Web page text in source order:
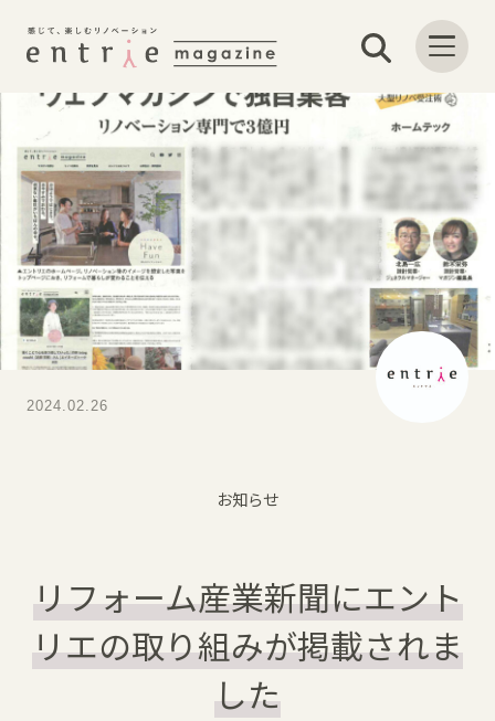
2024.02.26
お知らせ
リフォーム産業新聞にエント
リエの取り組みが掲載されま
した